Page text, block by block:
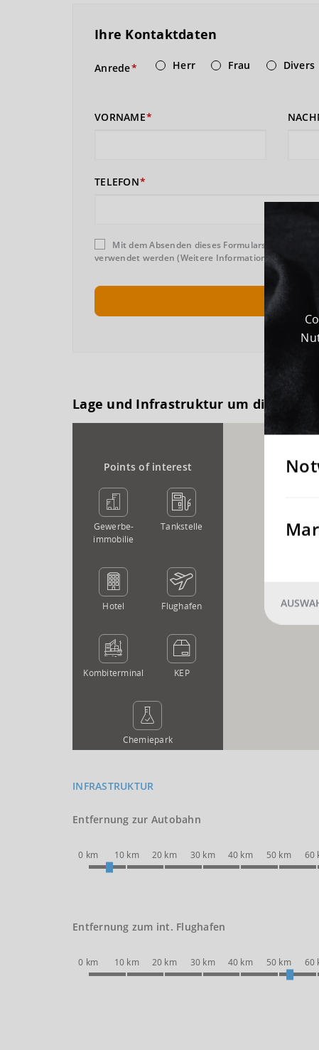
Ihre Kontaktdaten
Anrede Herr Frau Divers
VORNAME
TELEFON
Mit dem Absenden dieses Formulars erklären
verwendet werden (Weitere Informationen und
Lage und Infrastruktur um dieses
Points of interest
Gewerbe­
immobilie
Tankstelle
Hotel Flughafen
Kombi­terminal KEP
Chemie­park
INFRASTRUKTUR
Entfernung zur Autobahn
0 km 10 km 20 km 30 km 40 km 50 km 60
Entfernung zum int. Flughafen
0 km 10 km 20 km 30 km 40 km 50 km 60